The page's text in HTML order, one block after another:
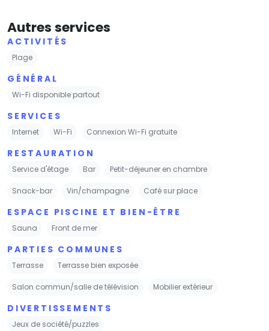
Autres services
ACTIVITÉS
Plage
GÉNÉRAL
Wi-Fi disponible partout
SERVICES
Internet Wi-Fi Connexion Wi-Fi gratuite
RESTAURATION
Service d'étage Bar Petit-déjeuner en chambre
Snack-bar Vin/champagne Café sur place
ESPACE PISCINE ET BIEN-ÊTRE
Sauna Front de mer
PARTIES COMMUNES
Terrasse Terrasse bien exposée
Salon commun/salle de télévision Mobilier extérieur
DIVERTISSEMENTS
Jeux de société/puzzles